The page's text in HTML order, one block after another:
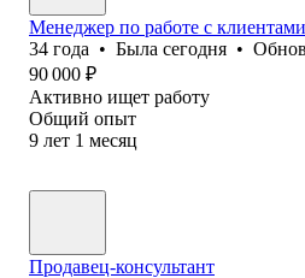
Менеджер по работе с клиентами
34 года • Была сегодня •
90 000 ₽
Активно ищет работу
Общий опыт
9 лет 1 месяц
Продавец-консультант